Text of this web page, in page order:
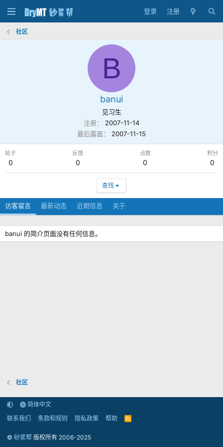
登录 注册
社区
B
banui
见习生
注册
2007-11-14
最后露面
2007-11-15
帖子
0
反馈
0
点数
0
积分
0
查找
访客留言 最新动态 近期信息 关于
banui 的简介页面没有任何信息。
社区
简体中文
联系我们
条款和规则 隐私政策 帮助
R
© 砂浆帮 版权所有 2006-2025